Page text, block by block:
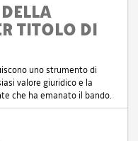
TITOLO DI
uno strumento di
valore giuridico e la
che ha emanato il bando.